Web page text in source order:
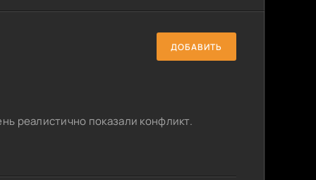
ДОБАВИТЬ
реалистично показали конфликт.